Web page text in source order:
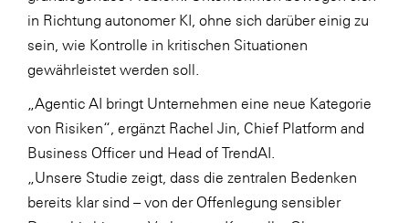
in Richtung autonomer KI, ohne sich darüber einig zu
sein, wie Kontrolle in kritischen Situationen
gewährleistet werden soll.
„Agentic AI bringt Unternehmen eine neue Kategorie
von Risiken“, ergänzt Rachel Jin, Chief Platform and
Business Officer und Head of TrendAI.
„Unsere Studie zeigt, dass die zentralen Bedenken
bereits klar sind – von der Offenlegung sensibler